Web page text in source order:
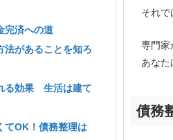
それで
専門家
あなた
債務
完済への道
法があることを知ろ
る効果 生活は建て
てOK！債務整理は